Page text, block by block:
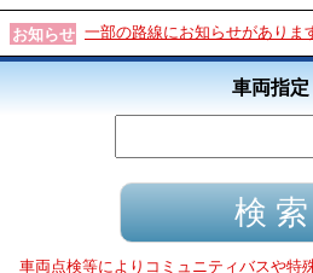
お知らせ 一部の路線にお知らせがありま
車両指定
車両点検等によりコミュニティバスや特